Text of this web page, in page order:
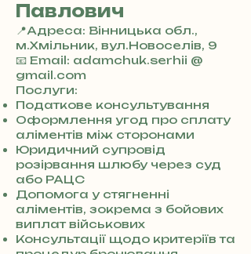
Павлович
📍Адреса: Вінницька обл.,
м.Хмільник, вул.Новоселів, 9
+
3
8
0
7
3
0
4
8
5
7
8
4
📧 Email: adamchuk.serhii @
gmail.com
Послуги:
Податкове консультування
Оформлення угод про сплату
аліментів між сторонами
Юридичний супровід
розірвання шлюбу через суд
або РАЦС
Допомога у стягненні
аліментів, зокрема з бойових
виплат військових
Консультації щодо критеріїв та